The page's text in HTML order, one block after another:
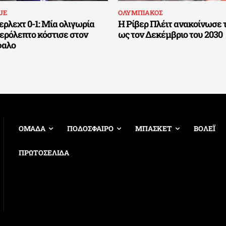
0-1: Μία ολιγωρία
κόστισε στον
ΟΛΥΜΠΙΑΚΟΣ
Η Ρίβερ Πλέιτ ανακοίνωσε
ως τον Δεκέμβριο του 2030
ΟΜΑΔΑ ΠΟΔΟΣΦΑΙΡΟ ΜΠΑΣΚΕΤ ΒΟΛΕΪ
ΠΡΩΤΟΣΕΛΙΔΑ